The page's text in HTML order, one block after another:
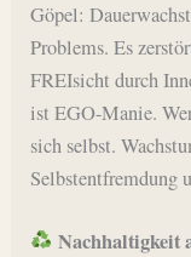
Göpel:
Problems. Es
FREIsicht durch
ist EGO-Manie.
sich selbst.
Selbstentfremdung
Nachhaltigkeit